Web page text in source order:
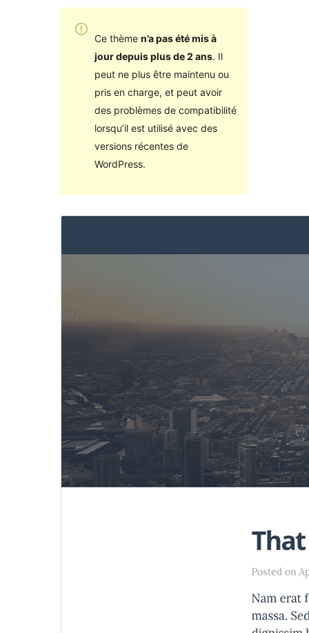
Ce thème n’a pas été mis à
jour depuis plus de 2 ans. Il
peut ne plus être maintenu ou
pris en charge, et peut avoir
des problèmes de compatibilité
lorsqu’il est utilisé avec des
versions récentes de
WordPress.